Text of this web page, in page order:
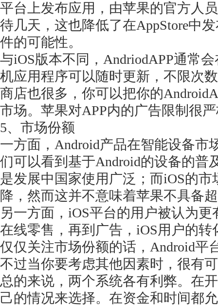
平台上发布应用，由苹果的官方人
待几天，这也降低了在AppStore中
件的可能性。
与iOS版本不同，AndriodAPP通常
机应用程序可以随时更新，不限次
商店也很多，你可以把你的
市场。苹果对APP内的广告限制很
5、市场份额
一方面， Android产品在智能设备市
们可以看到基于Android的设备的普
是发展中国家使用广泛；而iOS的
降，然而这并不意味着苹果不具备
另一方面， iOS平台的用户被认为
在线零售，再到广告，iOS用户的
仅仅关注市场份额的话，Android平
不过当你要考虑其他因素时，很有
总的来说，两个系统各有利弊。在
己的情况来选择。在资金和时间都